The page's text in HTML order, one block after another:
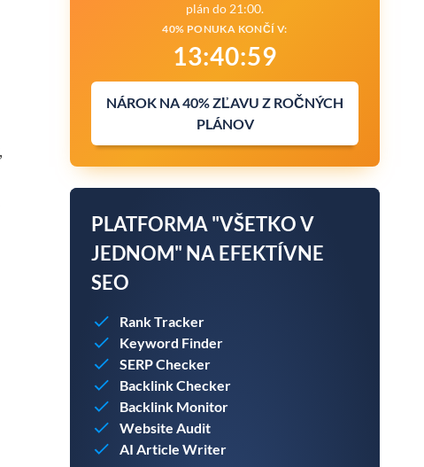
plán do 21:00.
40% PONUKA KONČÍ V:
13:40:57
NÁROK NA 40% ZĽAVU Z ROČNÝCH
PLÁNOV
PLATFORMA "VŠETKO V
JEDNOM" NA EFEKTÍVNE
SEO
Rank Tracker
Keyword Finder
SERP Checker
Backlink Checker
Backlink Monitor
Website Audit
AI Article Writer